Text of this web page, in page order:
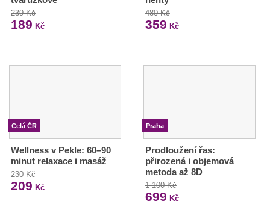
239 Kč
189 Kč
480 Kč
359 Kč
Celá ČR
Wellness v Pekle: 60–90
minut relaxace i masáž
230 Kč
209 Kč
Praha
Prodloužení řas:
přirozená i objemová
metoda až 8D
1 100 Kč
699 Kč